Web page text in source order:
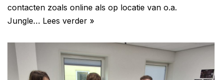
contacten zoals online als op locatie van o.a.
Jungle… Lees verder »